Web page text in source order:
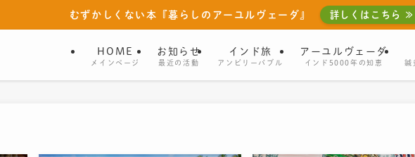
むずかしくない本『暮らしのアーユルヴェーダ』 詳しくはこちら ≫
HOME
メインページ
お知らせ
最近の活動
インド旅
アンビリーバブル
アーユルヴェーダ
インド5000年の知恵 鍼